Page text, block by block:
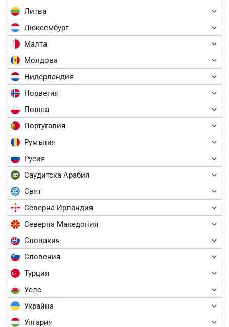
Литва
Люксембург
Малта
Молдова
Нидерландия
Норвегия
Полша
Португалия
Румъния
Русия
Саудитска Арабия
Свят
Северна Ирландия
Северна Македония
Словакия
Словения
Турция
Уелс
Украйна
Унгария